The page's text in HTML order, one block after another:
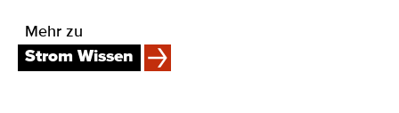
Mehr zu
Strom Wissen